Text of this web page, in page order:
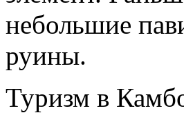
небольшие
руины.
Туризм в